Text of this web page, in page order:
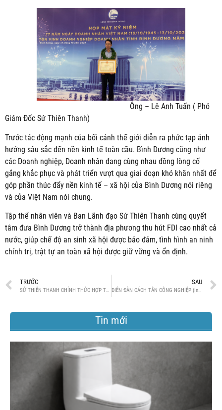
Ông – Lê Anh Tuấn ( Phó
Giám Đốc Sứ Thiên Thanh)
Trước tác động mạnh của bối cảnh thế giới diễn ra phức tạp ảnh
hưởng sâu sắc đến nền kinh tế toàn cầu. Bình Dương cũng như
các Doanh nghiệp, Doanh nhân đang cùng nhau đồng lòng cố
gắng khắc phục và phát triển vượt qua giai đoạn khó khăn nhất để
góp phần thúc đẩy nền kinh tế – xã hội của Bình Dương nói riêng
và của Việt Nam nói chung.
Tập thể nhân viên và Ban Lãnh đạo Sứ Thiên Thanh cùng quyết
tâm đưa Bình Dương trở thành địa phương thu hút FDI cao nhất cả
nước, giúp chế độ an sinh xã hội được bảo đảm, tình hình an ninh
chính trị, trật tự an toàn xã hội được giữ vững và ổn định.
TRƯỚC
SỨ THIÊN THANH CHÍNH THỨC HỢP TÁC VỚI THE HOME DEPOT
SAU
DIỄN ĐÀN CÁCH TÂN CÔNG NGHIỆP (Industry Innovation Forum 2022)
Tin mới